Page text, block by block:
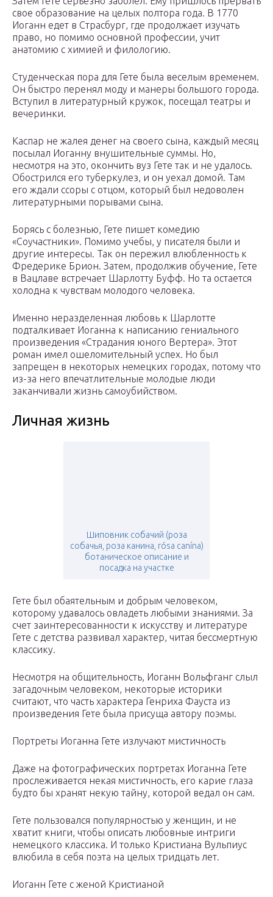
свое образование на целых полтора года. В 1770
Иоганн едет в Страсбург, где продолжает изучать
право, но помимо основной профессии, учит
анатомию с химией и филологию.
Студенческая пора для Гете была веселым временем.
Он быстро перенял моду и манеры большого города.
Вступил в литературный кружок, посещал театры и
вечеринки.
Каспар не жалея денег на своего сына, каждый месяц
посылал Иоганну внушительные суммы. Но,
несмотря на это, окончить вуз Гете так и не удалось.
Обострился его туберкулез, и он уехал домой. Там
его ждали ссоры с отцом, который был недоволен
литературными порывами сына.
Борясь с болезнью, Гете пишет комедию
«Соучастники». Помимо учебы, у писателя были и
другие интересы. Так он пережил влюбленность к
Фредерике Брион. Затем, продолжив обучение, Гете
в Вацлаве встречает Шарлотту Буфф. Но та остается
холодна к чувствам молодого человека.
Именно неразделенная любовь к Шарлотте
подталкивает Иоганна к написанию гениального
произведения «Страдания юного Вертера». Этот
роман имел ошеломительный успех. Но был
запрещен в некоторых немецких городах, потому что
из-за него впечатлительные молодые люди
заканчивали жизнь самоубийством.
Личная жизнь
Шиповник собачий (роза
собачья, роза канина, rósa canína)
ботаническое описание и
посадка на участке
Гете был обаятельным и добрым человеком,
которому удавалось овладеть любыми знаниями. За
счет заинтересованности к искусству и литературе
Гете с детства развивал характер, читая бессмертную
классику.
Несмотря на общительность, Иоганн Вольфганг слыл
загадочным человеком, некоторые историки
считают, что часть характера Генриха Фауста из
произведения Гете была присуща автору поэмы.
Портреты Иоганна Гете излучают мистичность
Даже на фотографических портретах Иоганна Гете
прослеживается некая мистичность, его карие глаза
будто бы хранят некую тайну, которой ведал он сам.
Гете пользовался популярностью у женщин, и не
хватит книги, чтобы описать любовные интриги
немецкого классика. И только Кристиана Вульпиус
влюбила в себя поэта на целых тридцать лет.
Иоганн Гете с женой Кристианой